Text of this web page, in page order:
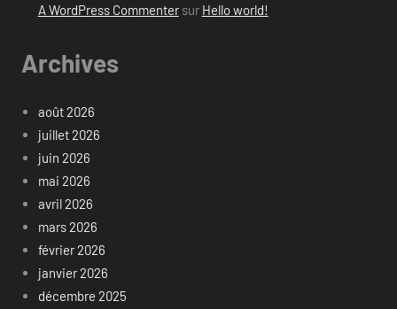
A WordPress Commentersur Hello world!
Archives
août 2026
juillet 2026
juin 2026
mai 2026
avril 2026
mars 2026
février 2026
janvier 2026
décembre 2025